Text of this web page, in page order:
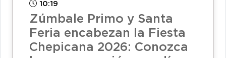
10:19
Zúmbale Primo y Santa
Feria encabezan la Fiesta
Chepicana 2026: Conozca